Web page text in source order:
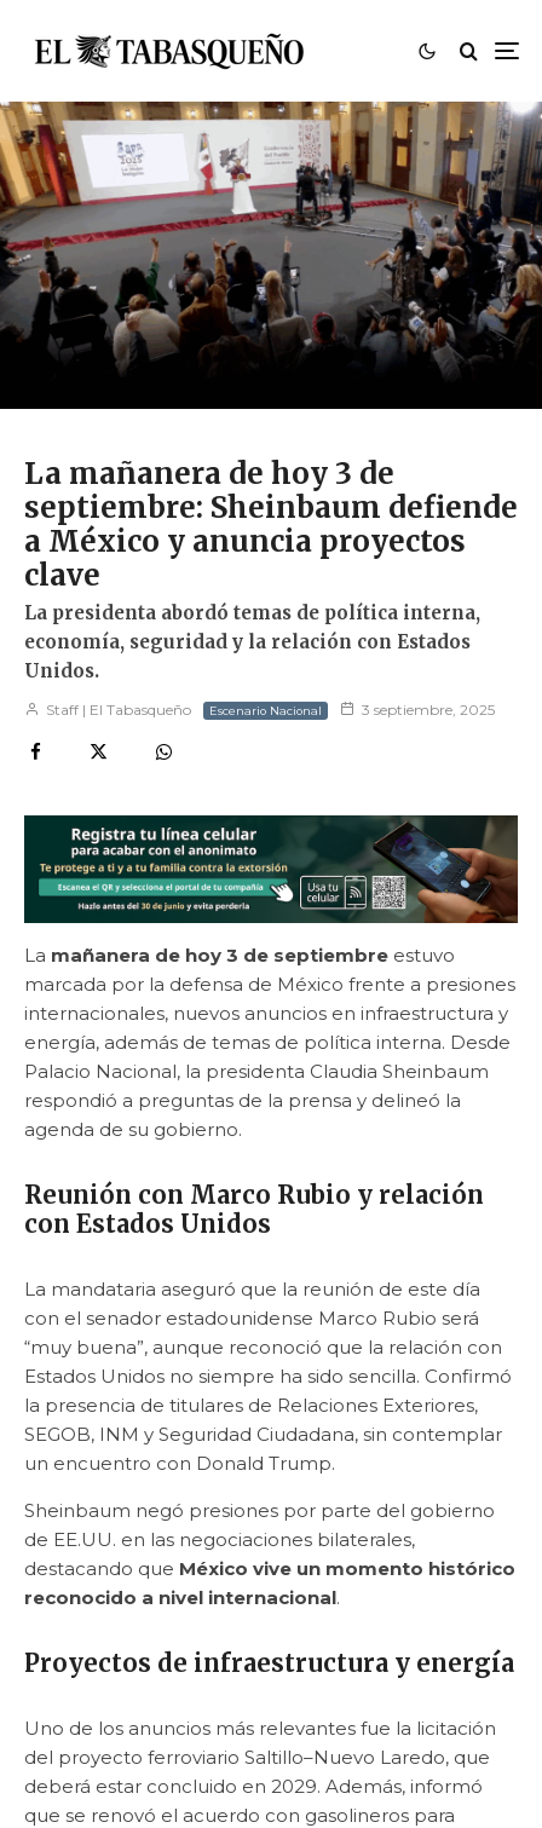
La mañanera de hoy 3 de
septiembre: Sheinbaum defiende
a México y anuncia proyectos
clave
La presidenta abordó temas de política interna,
economía, seguridad y la relación con Estados
Unidos.
Staff | El Tabasqueño Escenario Nacional 3 septiembre, 2025
La mañanera de hoy 3 de septiembre estuvo
marcada por la defensa de México frente a presiones
internacionales, nuevos anuncios en infraestructura y
energía, además de temas de política interna. Desde
Palacio Nacional, la presidenta Claudia Sheinbaum
respondió a preguntas de la prensa y delineó la
agenda de su gobierno.
Reunión con Marco Rubio y relación
con Estados Unidos
La mandataria aseguró que la reunión de este día
con el senador estadounidense Marco Rubio será
“muy buena”, aunque reconoció que la relación con
Estados Unidos no siempre ha sido sencilla. Confirmó
la presencia de titulares de Relaciones Exteriores,
SEGOB, INM y Seguridad Ciudadana, sin contemplar
un encuentro con Donald Trump.
Sheinbaum negó presiones por parte del gobierno
de EE.UU. en las negociaciones bilaterales,
destacando que México vive un momento histórico
reconocido a nivel internacional.
Proyectos de infraestructura y energía
Uno de los anuncios más relevantes fue la licitación
del proyecto ferroviario Saltillo–Nuevo Laredo, que
deberá estar concluido en 2029. Además, informó
que se renovó el acuerdo con gasolineros para